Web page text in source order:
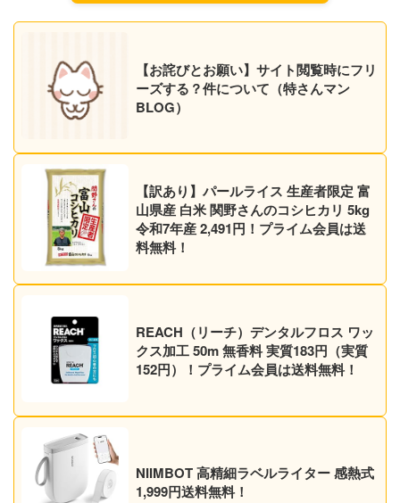
【お詫びとお願い】サイト閲覧時にフリ
ーズする？件について（特さんマン
BLOG）
【訳あり】パールライス 生産者限定 富
山県産 白米 関野さんのコシヒカリ 5kg
令和7年産 2,491円！プライム会員は送
料無料！
REACH（リーチ）デンタルフロス ワッ
クス加工 50m 無香料 実質183円（実質
152円）！プライム会員は送料無料！
NIIMBOT 高精細ラベルライター 感熱式
1,999円送料無料！